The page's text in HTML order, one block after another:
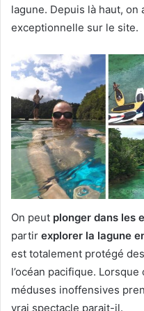
lagune. Depuis là haut, on
exceptionnelle sur le site.
On peut plonger dans les
partir explorer la lagune
est totalement protégé
l’océan pacifique.
méduses inoffensives
vrai spectacle parait-il.